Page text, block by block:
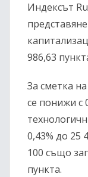
Индексът
986,63
За сметка
се понижи с
0,43% до 25
100 също
пункта.